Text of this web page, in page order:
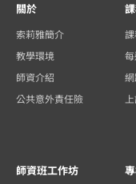
關於
索莉雅簡介
教學環境
師資介紹
公共意外責任險
師資班工作坊